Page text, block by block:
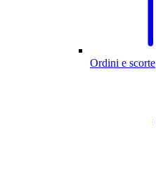
Ordini e scorte